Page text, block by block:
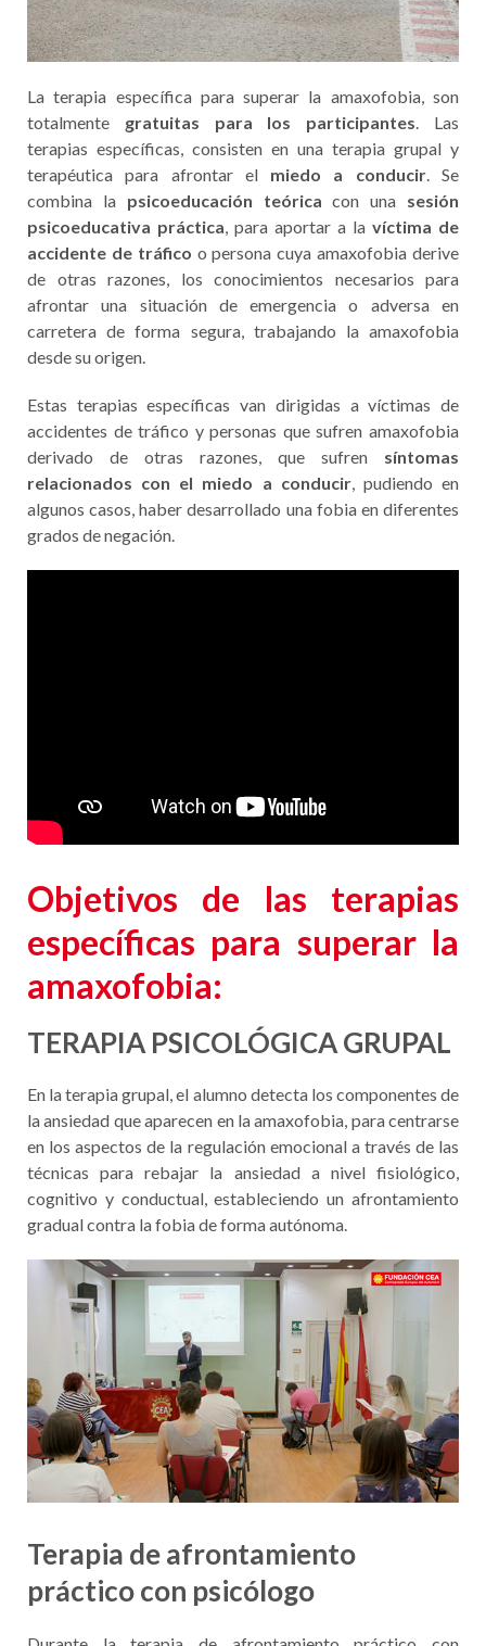
La terapia específica para superar la amaxofobia, son
totalmente gratuitas para los participantes . Las
terapias específicas, consisten en una terapia grupal y
terapéutica para afrontar el miedo a conducir. Se
combina la psicoeducación teórica con una sesión
psicoeducativa práctica , para aportar a la víctima de
accidente de tráfico o persona cuya amaxofobia derive
de otras razones, los conocimientos necesarios para
afrontar una situación de emergencia o adversa en
carretera de forma segura, trabajando la amaxofobia
desde su origen.
Estas terapias específicas van dirigidas a víctimas de
accidentes de tráfico y personas que sufren amaxofobia
derivado de otras razones, que sufren síntomas
relacionados con el miedo a conducir, pudiendo en
algunos casos, haber desarrollado una fobia en diferentes
grados de negación.
Objetivos de las terapias
específicas para superar la
amaxofobia:
TERAPIA PSICOLÓGICA GRUPAL
En la terapia grupal, el alumno detecta los componentes de
la ansiedad que aparecen en la amaxofobia, para centrarse
en los aspectos de la regulación emocional a través de las
técnicas para rebajar la ansiedad a nivel fisiológico,
cognitivo y conductual, estableciendo un afrontamiento
gradual contra la fobia de forma autónoma.
Terapia de afrontamiento
práctico con psicólogo